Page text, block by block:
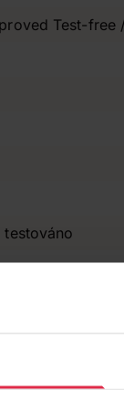
Test-free